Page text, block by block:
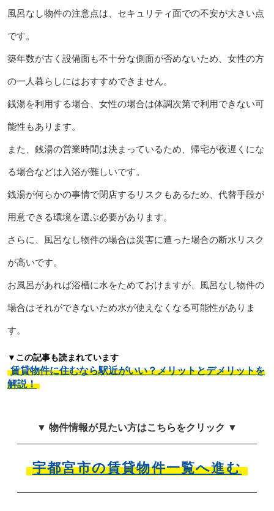
風呂なし物件の注意点は、セキュリティ面での不安が大きい点
です。
築年数が古く設備面も不十分な側面が否めないため、女性の方
の一人暮らしにはおすすめできません。
銭湯を利用する場合、女性の場合は体調次第で利用できない可
能性もあります。
また、銭湯の営業時間は決まっているため、帰宅が夜遅くにな
る場合などは入浴が難しいです。
銭湯が何らかの事情で閉店するリスクもあるため、代替手段が
用意できる環境を選ぶ必要があります。
さらに、風呂なし物件の場合は災害に遭った場合の断水リスク
が高いです。
お風呂があれば浴槽に水をためておけますが、風呂なし物件の
場合はそれができないため水が使えなくなる可能性がありま
す。
▼この記事も読まれています
賃貸物件に住むなら駅近がいい？メリットとデメリットを
解説！
▼ 物件情報が見たい方はこちらをクリック ▼
宇都宮市の賃貸物件一覧へ進む